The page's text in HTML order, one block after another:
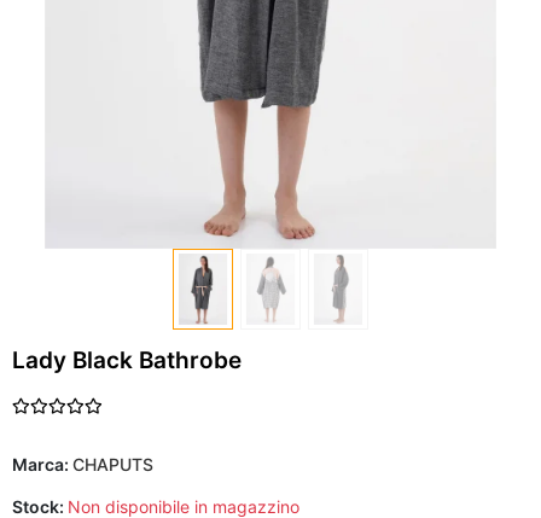
Lady Black Bathrobe
Marca: CHAPUTS
Stock: Non disponibile in magazzino